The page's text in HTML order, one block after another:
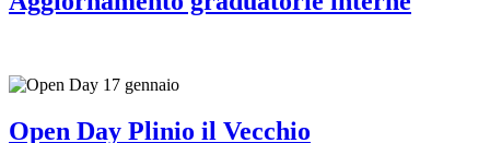
Open Day Plinio il Vecchio